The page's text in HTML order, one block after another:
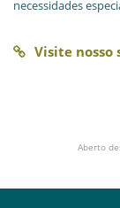
necessidades
Visite nosso
Aberto